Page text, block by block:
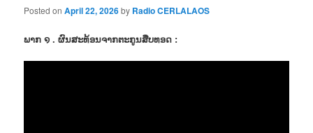
Posted onApril 22, 2026by Radio CERLALAOS
ພາກ ໑ . ຜົນສະທ້ອນຈາກຕະກູນສືບທອດ :